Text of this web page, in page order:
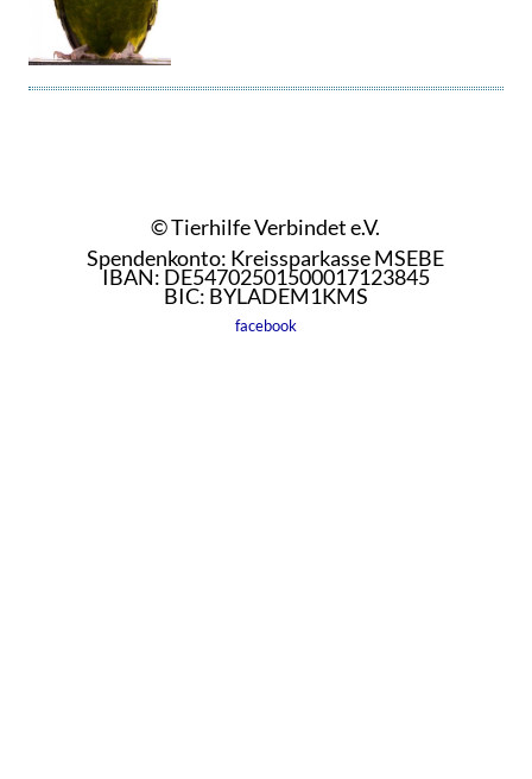
© Tierhilfe Verbindet e.V.
Spendenkonto: Kreissparkasse MSEBE
IBAN: DE54702501500017123845
BIC: BYLADEM1KMS
facebook